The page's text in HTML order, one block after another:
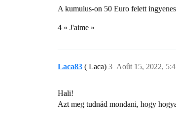
A kumulus-on 50 Euro felett
4 « J'aime »
Laca83 ( Laca) Août 15, 2022,
3
Hali!
Azt meg tudnád mondani, hogy